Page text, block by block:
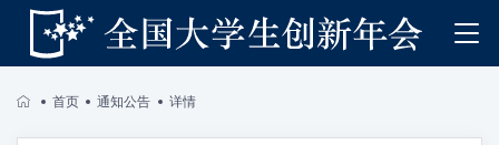
首页 通知公告 详情